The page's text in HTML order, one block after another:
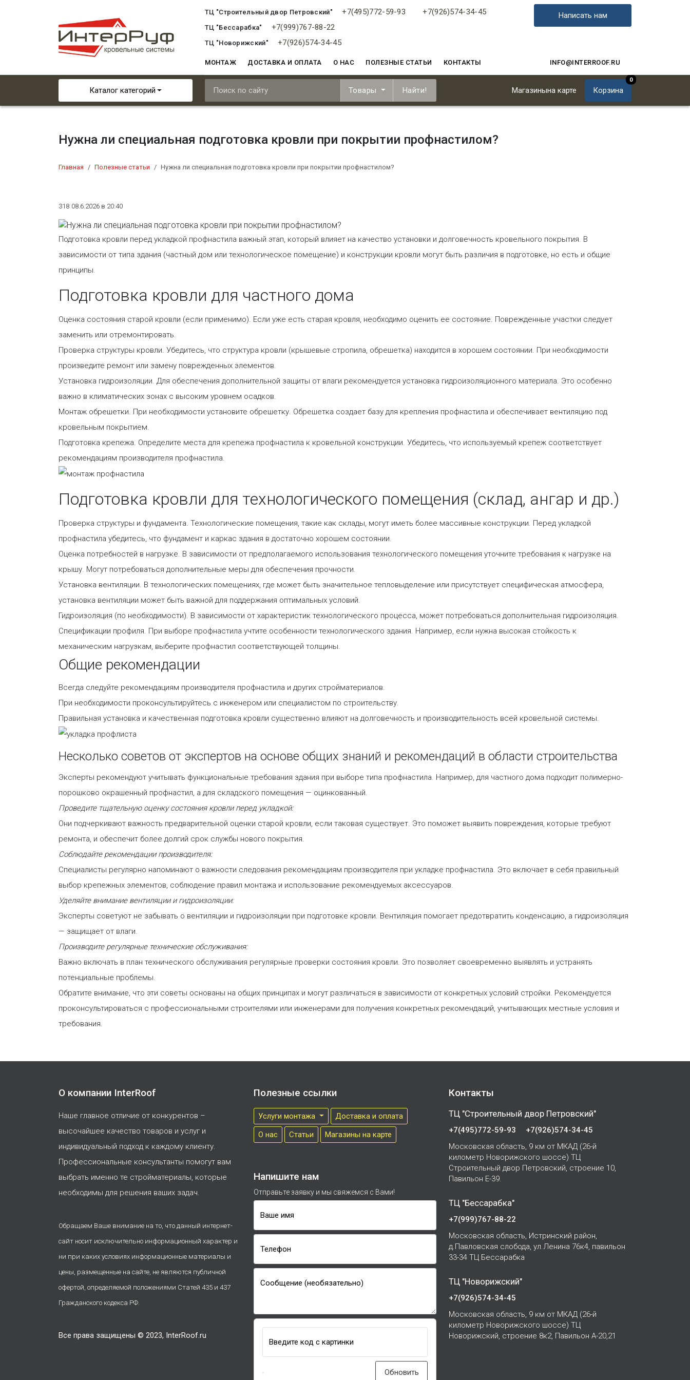
ТЦ "Строительный двор Петровский" +7(495)772-59-93 +7(926)574-34-45
ТЦ "Бессарабка" +7(999)767-88-22
ТЦ "Новорижский" +7(926)574-34-45
Написать нам
МОНТАЖ ДОСТАВКА И ОПЛАТА О НАС ПОЛЕЗНЫЕ СТАТЬИ КОНТАКТЫ INFO@INTERROOF.RU
Каталог категорий Товары Найти! Магазинына карте Корзина
0
Нужна ли специальная подготовка кровли при покрытии профнастилом?
Главная Полезные статьи Нужна ли специальная подготовка кровли при покрытии профнастилом?
318 08.6.2026 в 20:40
Подготовка кровли перед укладкой профнастила важный этап, который влияет на качество установки и долговечность кровельного покрытия. В
зависимости от типа здания (частный дом или технологическое помещение) и конструкции кровли могут быть различия в подготовке, но есть и общие
принципы.
Подготовка кровли для частного дома
Оценка состояния старой кровли (если применимо). Если уже есть старая кровля, необходимо оценить ее состояние. Поврежденные участки следует
заменить или отремонтировать.
Проверка структуры кровли. Убедитесь, что структура кровли (крышевые стропила, обрешетка) находится в хорошем состоянии. При необходимости
произведите ремонт или замену поврежденных элементов.
Установка гидроизоляции. Для обеспечения дополнительной защиты от влаги рекомендуется установка гидроизоляционного материала. Это особенно
важно в климатических зонах с высоким уровнем осадков.
Монтаж обрешетки. При необходимости установите обрешетку. Обрешетка создает базу для крепления профнастила и обеспечивает вентиляцию под
кровельным покрытием.
Подготовка крепежа. Определите места для крепежа профнастила к кровельной конструкции. Убедитесь, что используемый крепеж соответствует
рекомендациям производителя профнастила.
Подготовка кровли для технологического помещения (склад, ангар и др.)
Проверка структуры и фундамента. Технологические помещения, такие как склады, могут иметь более массивные конструкции. Перед укладкой
профнастила убедитесь, что фундамент и каркас здания в достаточно хорошем состоянии.
Оценка потребностей в нагрузке. В зависимости от предполагаемого использования технологического помещения уточните требования к нагрузке на
крышу. Могут потребоваться дополнительные меры для обеспечения прочности.
Установка вентиляции. В технологических помещениях, где может быть значительное тепловыделение или присутствует специфическая атмосфера,
установка вентиляции может быть важной для поддержания оптимальных условий.
Гидроизоляция (по необходимости). В зависимости от характеристик технологического процесса, может потребоваться дополнительная гидроизоляция.
Спецификации профиля. При выборе профнастила учтите особенности технологического здания. Например, если нужна высокая стойкость к
механическим нагрузкам, выберите профнастил соответствующей толщины.
Общие рекомендации
Всегда следуйте рекомендациям производителя профнастила и других стройматериалов.
При необходимости проконсультируйтесь с инженером или специалистом по строительству.
Правильная установка и качественная подготовка кровли существенно влияют на долговечность и производительность всей кровельной системы.
Несколько советов от экспертов на основе общих знаний и рекомендаций в области строительства
Эксперты рекомендуют учитывать функциональные требования здания при выборе типа профнастила. Например, для частного дома подходит полимерно-
порошково окрашенный профнастил, а для складского помещения — оцинкованный.
Проведите тщательную оценку состояния кровли перед укладкой:
Они подчеркивают важность предварительной оценки старой кровли, если таковая существует. Это поможет выявить повреждения, которые требуют
ремонта, и обеспечит более долгий срок службы нового покрытия.
Соблюдайте рекомендации производителя:
Специалисты регулярно напоминают о важности следования рекомендациям производителя при укладке профнастила. Это включает в себя правильный
выбор крепежных элементов, соблюдение правил монтажа и использование рекомендуемых аксессуаров.
Уделяйте внимание вентиляции и гидроизоляции:
Эксперты советуют не забывать о вентиляции и гидроизоляции при подготовке кровли. Вентиляция помогает предотвратить конденсацию, а гидроизоляция
— защищает от влаги.
Производите регулярные технические обслуживания:
Важно включать в план технического обслуживания регулярные проверки состояния кровли. Это позволяет своевременно выявлять и устранять
потенциальные проблемы.
Обратите внимание, что эти советы основаны на общих принципах и могут различаться в зависимости от конкретных условий стройки. Рекомендуется
проконсультироваться с профессиональными строителями или инженерами для получения конкретных рекомендаций, учитывающих местные условия и
требования.
О компании InterRoof
Наше главное отличие от конкурентов –
высочайшее качество товаров и услуг и
индивидуальный подход к каждому клиенту.
Профессиональные консультанты помогут вам
выбрать именно те стройматериалы, которые
необходимы для решения ваших задач.
Обращаем Ваше внимание на то, что данный интернет-
сайт носит исключительно информационный характер и
ни при каких условиях информационные материалы и
цены, размещенные на сайте, не являются публичной
офертой, определяемой положениями Статей 435 и 437
Гражданского кодекса РФ.
Все права защищены © 2023, InterRoof.ru
Полезные ссылки
Услуги монтажа
Доставка и оплата
О нас
Cтатьи Магазины на карте
Напишите нам
Отправьте заявку и мы свяжемся с Вами!
Ваше имя
Телефон
Сообщение (необязательно)
Введите код с картинки
Обновить
Контакты
ТЦ "Строительный двор Петровский"
+7(495)772-59-93
+7(926)574-34-45
Московская область, 9 км от МКАД (26-й
километр Новорижского шоссе) ТЦ
Строительный двор Петровский, строение 10,
Павильон Е-39.
ТЦ "Бессарабка"
+7(999)767-88-22
Московская область, Истринский район,
д.Павловская слобода, ул.Ленина 76к4, павильон
33-34 ТЦ Бессарабка
ТЦ "Новорижский"
+7(926)574-34-45
Московская область, 9 км от МКАД (26-й
километр Новорижского шоссе) ТЦ
Новорижский, строение 8к2, Павильон А-20,21